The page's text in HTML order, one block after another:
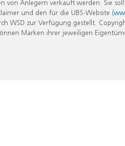
Anlegern verkauft werden. Sie
und den für die UBS-Website (
zur Verfügung gestellt.
Marken ihrer jeweiligen